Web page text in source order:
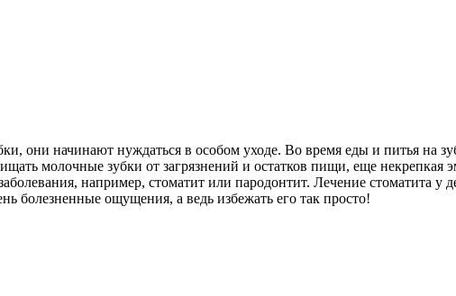
они начинают нуждаться в особом уходе. Во время еды и питья на
молочные зубки от загрязнений и остатков пищи, еще некрепкая
например, стоматит или пародонтит. Лечение стоматита у
болезненные ощущения, а ведь избежать его так просто!